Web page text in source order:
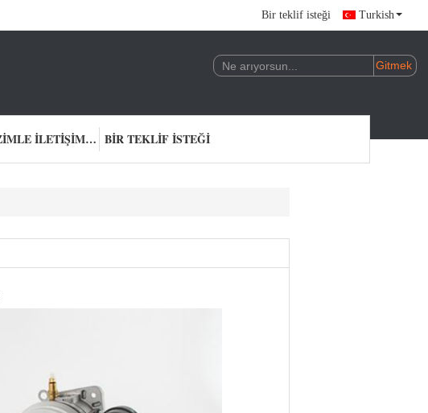
Bir teklif isteği Turkish
BIZIMLE ILETIŞIME GEÇIN BIR TEKLIF ISTEĞI